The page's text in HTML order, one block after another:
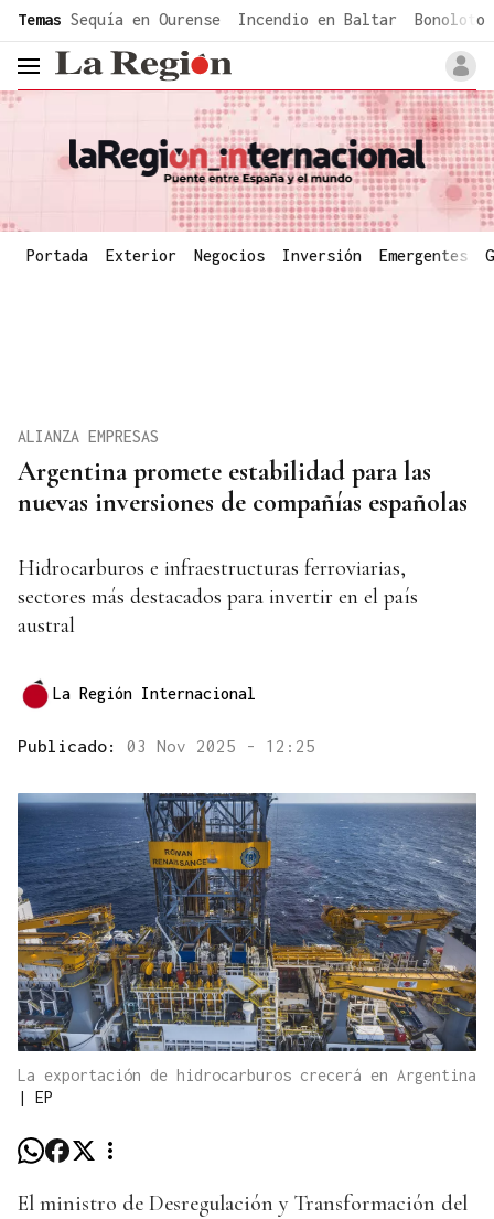
common.go-to-content
Temas Sequía en Ourense Incendio en Baltar Bonoloto
header.menu.open
Portada Exterior Negocios Inversión Emergentes
Argentina promete estabilidad para las
nuevas inversiones de compañías españolas
ALIANZA EMPRESAS
Hidrocarburos e infraestructuras ferroviarias,
sectores más destacados para invertir en el país
austral
La Región Internacional
Publicado: 03 Nov 2025 - 12:25
La exportación de hidrocarburos crecerá en Argentina
| EP
El ministro de Desregulación y Transformación del